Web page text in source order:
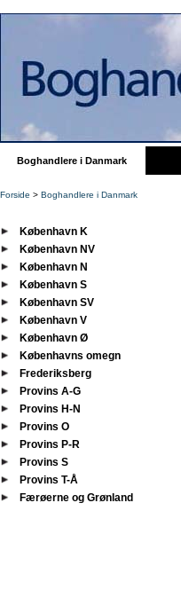
Boghandlere i Danmark
Forside > Boghandlere i Danmark
København K
København NV
København N
København S
København SV
København V
København Ø
Københavns omegn
Frederiksberg
Provins A-G
Provins H-N
Provins O
Provins P-R
Provins S
Provins T-Å
Færøerne og Grønland